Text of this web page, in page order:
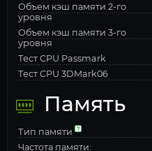
Объем кэш памяти 2-го
уровня
Объем кэш памяти 3-го
уровня
Тест CPU Passmark
Тест CPU 3DMark06
Память
Тип памяти
Частота памяти: